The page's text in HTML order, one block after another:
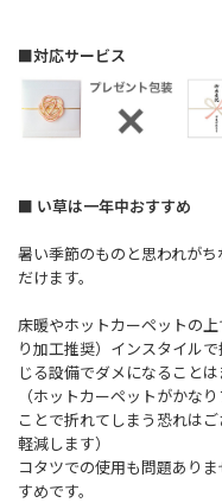
■対応サービス
■ い草は一年中おすすめ
暑い季節のものと思われが
だけます。
床暖やホットカーペットの
り加工推奨）インスタイル
じる設備でダメになることは
（ホットカーペットがかな
ことで折れてしまう恐れは
軽減します）
コタツでの使用も問題あり
すめです。